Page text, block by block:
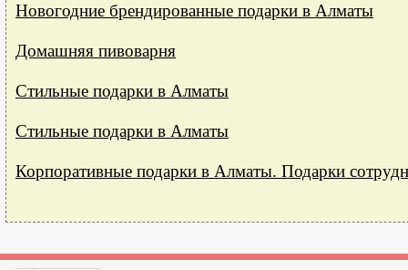
Новогодние брендированные подарки в Алматы
Домашняя пивоварня
Стильные подарки в Алматы
Стильные подарки в Алматы
Корпоративные подарки в Алматы. Подарки